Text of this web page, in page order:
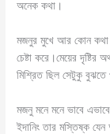
অনেক কথা।
মজনুর মুখে আর কোন কথা
চেষ্টা করে।মেয়ের
মিশ্রিত ছিল সেটুকু বুঝতে
মজনু মনে মনে ভাবে
ইদানিং তার মস্তিষ্ক